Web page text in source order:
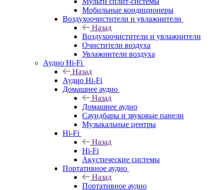
Мобильные кондиционеры
Воздухоочистители и увлажнители
Назад
Воздухоочистители и увлажнители
Очистители воздуха
Увлажнители воздуха
Аудио Hi-Fi
Назад
Аудио Hi-Fi
Домашнее аудио
Назад
Домашнее аудио
Саундбары и звуковые панели
Музыкальные центры
Hi-Fi
Назад
Hi-Fi
Акустические системы
Портативное аудио
Назад
Портативное аудио